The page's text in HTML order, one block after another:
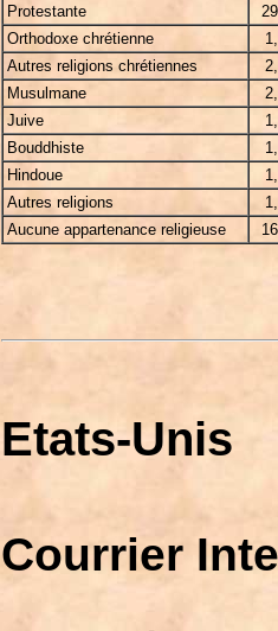
Protestante
Orthodoxe chrétienne
Autres religions chrétiennes
Musulmane
Juive
Bouddhiste
Hindoue
Autres religions
Aucune appartenance religieuse
Etats-Unis
Courrier